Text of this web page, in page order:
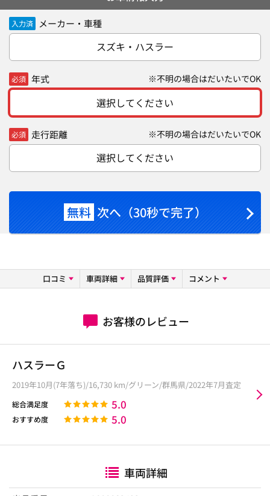
入力済 メーカー・車種
スズキ・ハスラー
必須 年式 ※不明の場合はだいたいでOK
選択してください
必須 走行距離 ※不明の場合はだいたいでOK
選択してください
無料 次へ（30秒で完了）
口コミ 車両詳細 品質評価 コメント
お客様のレビュー
ハスラーＧ
2019年10月(7年落ち)/16,730 km/グリーン/群馬県/2022年7月査定
総合満足度 5.0
おすすめ度 5.0
車両詳細